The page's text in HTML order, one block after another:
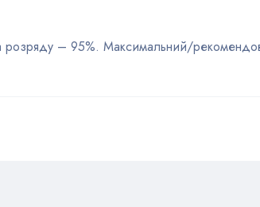
розряду – 95%. Максимальний/